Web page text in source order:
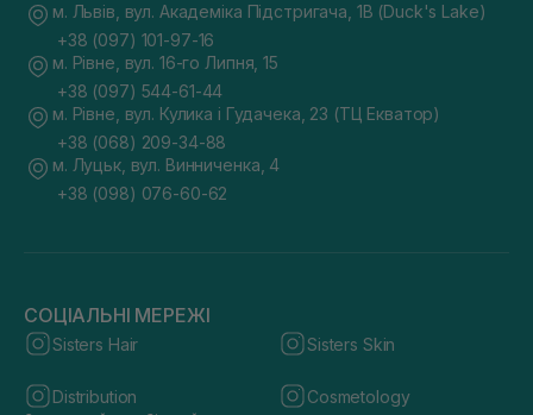
м. Львів, вул. Академіка Підстригача, 1В (Duck's Lake)
+38 (097) 101-97-16
м. Рівне, вул. 16-го Липня, 15
+38 (097) 544-61-44
м. Рівне, вул. Кулика і Гудачека, 23 (ТЦ Екватор)
+38 (068) 209-34-88
м. Луцьк, вул. Винниченка, 4
+38 (098) 076-60-62
СОЦІАЛЬНІ МЕРЕЖІ
Sisters Hair Sisters Skin
Distribution Cosmetology